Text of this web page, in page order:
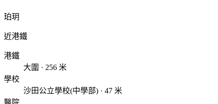
珀玥
近港鐵
港鐵
大圍 · 256 米
學校
沙田公立學校(中學部) · 47 米
醫院